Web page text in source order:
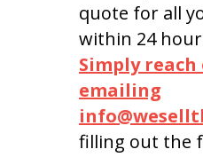
quote for all
within 24
Simply
emailing
filling out the